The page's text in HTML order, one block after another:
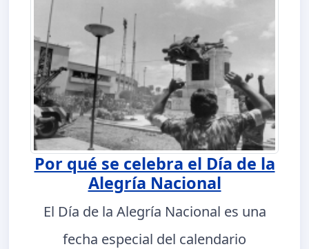
Por qué se celebra el Día de la
Alegría Nacional
El Día de la Alegría Nacional es una
fecha especial del calendario